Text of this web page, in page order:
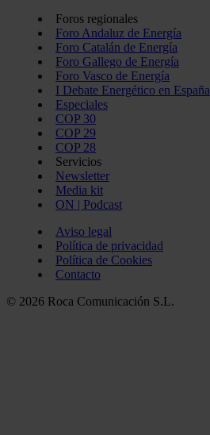
Foros regionales
Foro Andaluz de Energía
Foro Catalán de Energía
Foro Gallego de Energía
Foro Vasco de Energía
I Debate Energético en España
Especiales
COP 30
COP 29
COP 28
Servicios
Newsletter
Media kit
ON | Podcast
Aviso legal
Política de privacidad
Política de Cookies
Contacto
© 2026 Roca Comunicación S.L.